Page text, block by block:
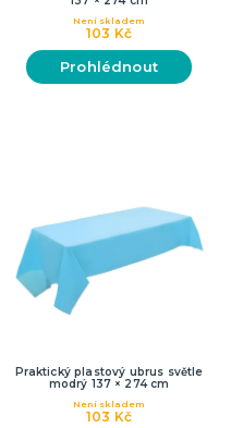
103 Kč
Není skladem
Prohlédnout
Praktický plastový ubrus světle
modrý 137 × 274 cm
103 Kč
Není skladem